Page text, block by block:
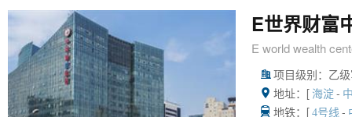
E世界财富
E world wealth
 项目级别：乙
 地址：[ 海淀 -
 地铁：[ 4号线 -